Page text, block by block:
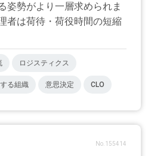
姿勢がより一層求められま
者は荷待・荷役時間の短縮
ロジスティクス
る組織 意思決定 CLO
No.155414